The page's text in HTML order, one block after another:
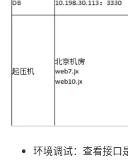
环境调试：查看接口